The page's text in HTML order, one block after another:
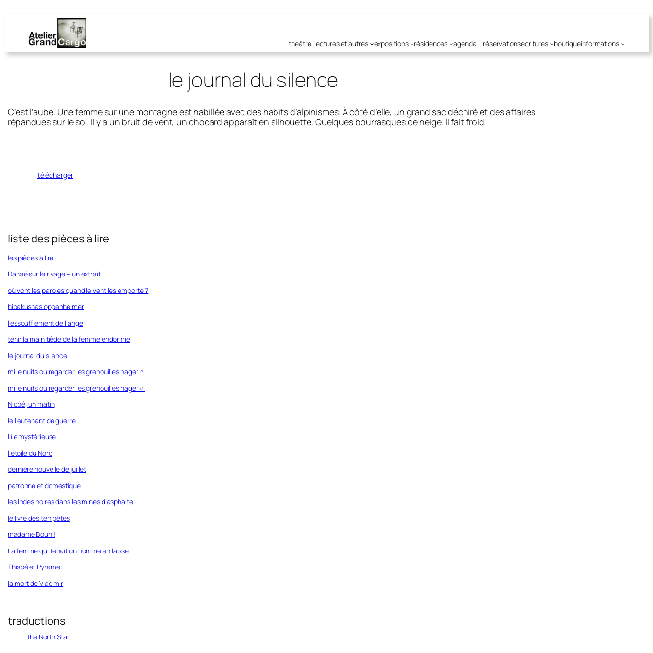
théâtre, lectures et autres expositions résidences agenda – réservationsécritures boutiqueinformations
le journal du silence
C’est l’aube. Une femme sur une montagne est habillée avec des habits d’alpinismes. À côté d’elle, un grand sac déchiré et des affaires
répandues sur le sol. Il y a un bruit de vent, un chocard apparaît en silhouette. Quelques bourrasques de neige. Il fait froid.
télécharger
liste des pièces à lire
les pièces à lire
Danaé sur le rivage – un extrait
où vont les paroles quand le vent les emporte ?
hibakushas oppenheimer
l’essoufflement de l’ange
tenir la main tiède de la femme endormie
le journal du silence
mille nuits ou regarder les grenouilles nager ♀︎
mille nuits ou regarder les grenouilles nager ♂︎
Niobé, un matin
le lieutenant de guerre
l’île mystérieuse
l’étoile du Nord
dernière nouvelle de juillet
patronne et domestique
les Indes noires dans les mines d’asphalte
le livre des tempêtes
madame Bouh !
La femme qui tenait un homme en laisse
Thisbé et Pyrame
la mort de Vladimir
traductions
the North Star